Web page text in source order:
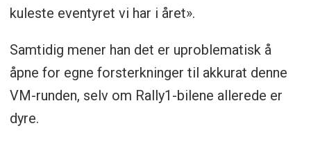
kuleste eventyret vi har i året».
Samtidig mener han det er uproblematisk å
åpne for egne forsterkninger til akkurat denne
VM-runden, selv om Rally1-bilene allerede er
dyre.